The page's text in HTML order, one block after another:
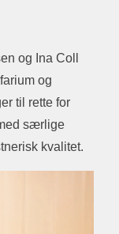
og Ina Coll
og
til rette for
særlige
kvalitet.